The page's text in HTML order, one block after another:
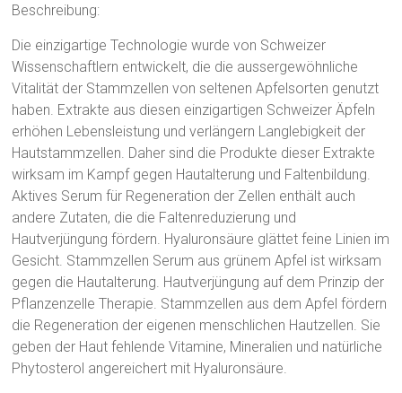
Beschreibung:
Die einzigartige Technologie wurde von Schweizer
Wissenschaftlern entwickelt, die die aussergewöhnliche
Vitalität der Stammzellen von seltenen Apfelsorten genutzt
haben. Extrakte aus diesen einzigartigen Schweizer Äpfeln
erhöhen Lebensleistung und verlängern Langlebigkeit der
Hautstammzellen. Daher sind die Produkte dieser Extrakte
wirksam im Kampf gegen Hautalterung und Faltenbildung.
Aktives Serum für Regeneration der Zellen enthält auch
andere Zutaten, die die Faltenreduzierung und
Hautverjüngung fördern. Hyaluronsäure glättet feine Linien im
Gesicht. Stammzellen Serum aus grünem Apfel ist wirksam
gegen die Hautalterung. Hautverjüngung auf dem Prinzip der
Pflanzenzelle Therapie. Stammzellen aus dem Apfel fördern
die Regeneration der eigenen menschlichen Hautzellen. Sie
geben der Haut fehlende Vitamine, Mineralien und natürliche
Phytosterol angereichert mit Hyaluronsäure.